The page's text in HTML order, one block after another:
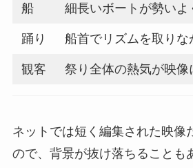
船 細長いボートが勢いよ
踊り 船首でリズムを取りな
観客 祭り全体の熱気が映像
ネットでは短く編集された映像
ので、背景が抜け落ちることも